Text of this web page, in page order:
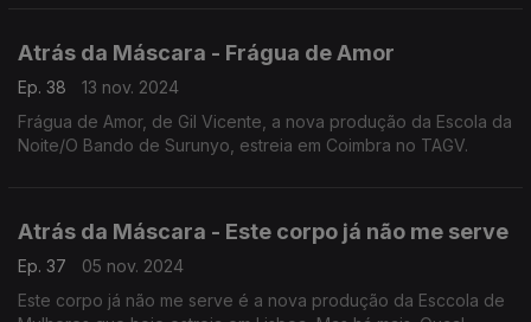
Atrás da Máscara - Frágua de Amor
Ep. 38
13 nov. 2024
Frágua de Amor, de Gil Vicente, a nova produção da Escola da
Noite/O Bando de Surunyo, estreia em Coimbra no TAGV.
Atrás da Máscara - Este corpo já não me serve
Ep. 37
05 nov. 2024
Este corpo já não me serve é a nova produção da Esccola de